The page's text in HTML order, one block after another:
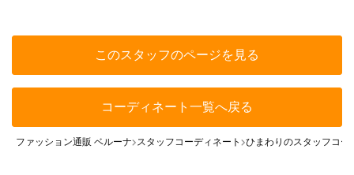
このスタッフのページを見る
コーディネート一覧へ戻る
ファッション通販 ベルーナ スタッフコーディネート ひまわりのスタッフコー